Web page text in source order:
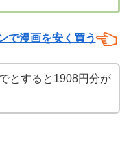
で漫画を安く買う
とすると1908円分が